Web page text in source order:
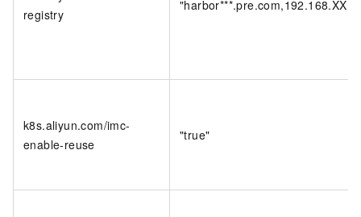
registry
k8s.aliyun.com/imc-
enable-reuse
"true"